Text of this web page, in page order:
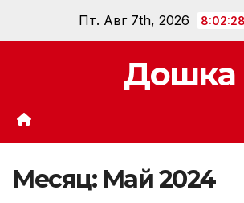
Пт. Авг 7th, 2026
Дошка
Месяц: Май 2024